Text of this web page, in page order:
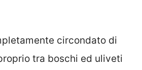
circondato di
tra boschi ed uliveti